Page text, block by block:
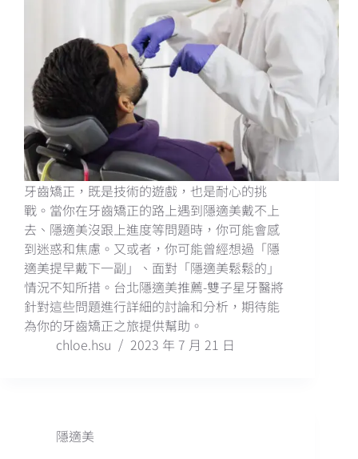
牙齒矯正，既是技術的遊戲，也是耐心的挑
戰。當你在牙齒矯正的路上遇到隱適美戴不上
去、隱適美沒跟上進度等問題時，你可能會感
到迷惑和焦慮。又或者，你可能曾經想過「隱
適美提早戴下一副」、面對「隱適美鬆鬆的」
情況不知所措。台北隱適美推薦-雙子星牙醫將
針對這些問題進行詳細的討論和分析，期待能
為你的牙齒矯正之旅提供幫助。
chloe.hsu
2023 年 7 月 21 日
隱適美